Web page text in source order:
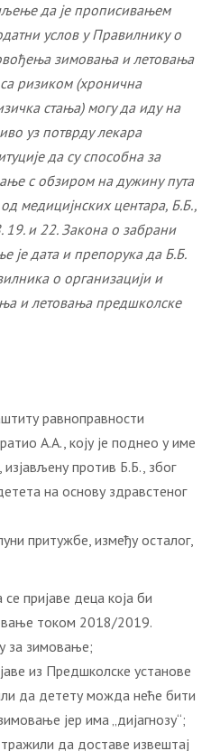
да је прописивањем
услов у Правилнику о
зимовања и летовања
ризиком (хронична
стања) могу да иду на
уз потврду лекара
да су способна за
с обзиром на дужину пута
медицијнских центара, Б.Б.,
и 22. Закона о забрани
је дата и препорука да Б.Б.
о организацији и
и летовања предшколске
равноправности
А.А., коју је поднео у име
против Б.Б., због
на основу здравстеног
притужбе, између осталог,
пријаве деца која би
током 2018/2019.
за зимовање;
из Предшколске установе
да детету можда неће бити
јер има „дијагнозу“;
да доставе извештај